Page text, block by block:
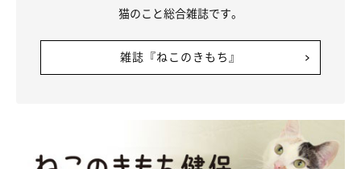
スプレー行動への対策
猫のこと総合雑誌です。
雑誌『ねこのきもち』